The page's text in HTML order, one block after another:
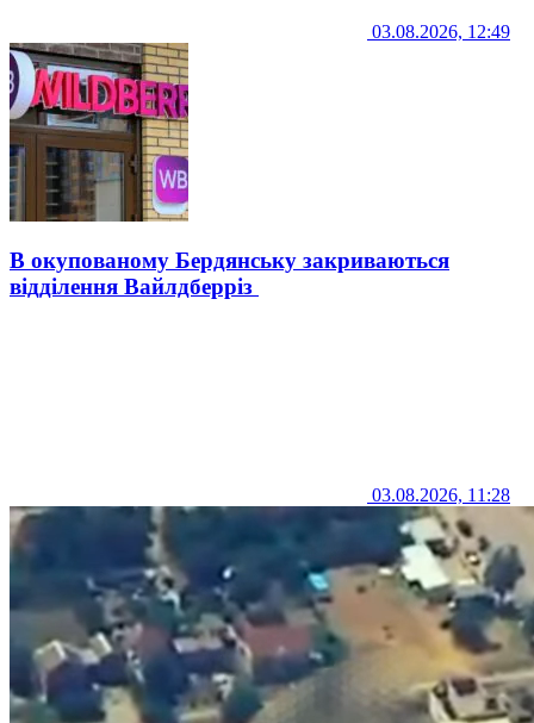
03.08.2026, 12:49
В окупованому Бердянську закриваються
відділення Вайлдберріз
03.08.2026, 11:28